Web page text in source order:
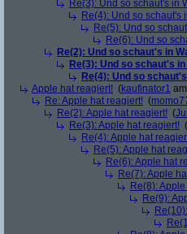
Re(3): Und so schaut's in
Re(4): Und so schaut's
Re(5): Und so
Re(6): Und so
Re(2): Und so schaut's in
Re(3): Und so schaut's
Re(4): Und so
Apple hat reagiert! (kaufinator1
Re: Apple hat reagiert! (
Re(2): Apple hat reagiert! (
Re(3): Apple hat reagiert! (
Re(4): Apple hat
Re(5): Apple hat
Re(6): Apple hat
Re(7): Apple
Re(8):
Re(9):